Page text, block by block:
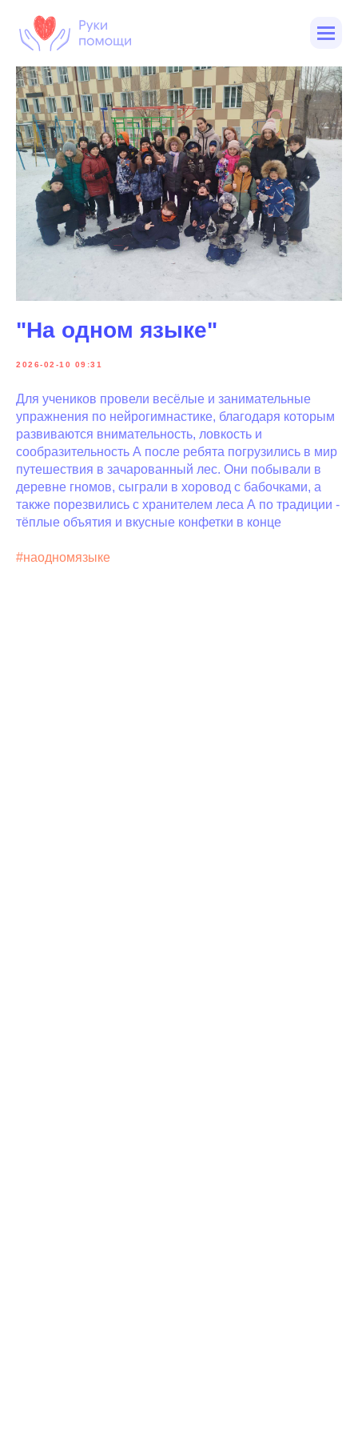
"На одном языке"
2026-02-10 09:31
Для учеников провели весёлые и занимательные
упражнения по нейрогимнастике, благодаря которым
развиваются внимательность, ловкость и
сообразительность А после ребята погрузились в мир
путешествия в зачарованный лес. Они побывали в
деревне гномов, сыграли в хоровод с бабочками, а
также порезвились с хранителем леса А по традиции -
тёплые объятия и вкусные конфетки в конце
#наодномязыке